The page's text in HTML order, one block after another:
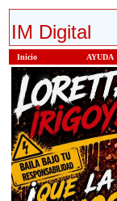
IM Digital
Inicio AYUDA